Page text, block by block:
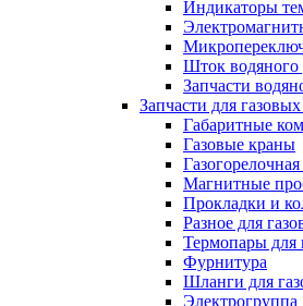
Индикаторы
Шток водяного
Запчасти
Запчасти для
Габаритные
Газовые краны
Магнитные
Прокладки и
Разное для
Термопары для
Фурнитура
Шланги для
Электрогруппа